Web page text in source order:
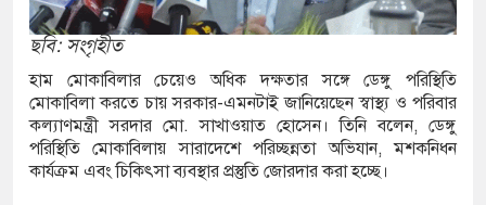
মত চালু হলো শিশুদের সফট ইনডোর প্লে-গ্রাউন্ড
প্লে-গ্রাউন্ড
গ্রেফতার-৮
অভিযানে নারীসহ মাদক কারবারি গ্রেফতার
ছবি: সংগৃহীত
হাম মোকাবিলার চেয়েও অধিক দক্ষতার সঙ্গে ডেঙ্গু পরিস্থিতি
মোকাবিলা করতে চায় সরকার-এমনটাই জানিয়েছেন স্বাস্থ্য ও পরিবার
কল্যাণমন্ত্রী সরদার মো. সাখাওয়াত হোসেন। তিনি বলেন, ডেঙ্গু
পরিস্থিতি মোকাবিলায় সারাদেশে পরিচ্ছন্নতা অভিযান, মশকনিধন
কার্যক্রম এবং চিকিৎসা ব্যবস্থার প্রস্তুতি জোরদার করা হচ্ছে।